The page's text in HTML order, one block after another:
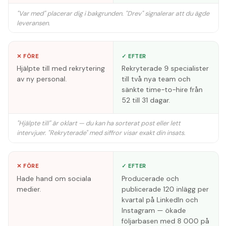
"Var med" placerar dig i bakgrunden. "Drev" signalerar att du ägde
leveransen.
✕ FÖRE
Hjälpte till med rekrytering
av ny personal.
✓ EFTER
Rekryterade 9 specialister
till två nya team och
sänkte time-to-hire från
52 till 31 dagar.
"Hjälpte till" är oklart — du kan ha sorterat post eller lett
intervjuer. "Rekryterade" med siffror visar exakt din insats.
✕ FÖRE
Hade hand om sociala
medier.
✓ EFTER
Producerade och
publicerade 120 inlägg per
kvartal på LinkedIn och
Instagram — ökade
följarbasen med 8 000 på